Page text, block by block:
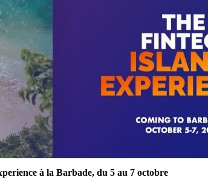
à la Barbade, du 5 au 7 octobre